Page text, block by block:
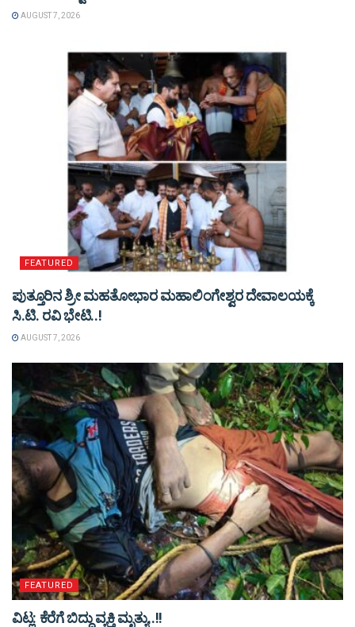
AUGUST 7, 2026
FEATURED
ಪುತ್ತೂರಿನ ಶ್ರೀ ಮಹತೋಭಾರ ಮಹಾಲಿಂಗೇಶ್ವರ ದೇವಾಲಯಕ್ಕೆ
ಸಿ.ಟಿ. ರವಿ ಭೇಟಿ..!
AUGUST 7, 2026
FEATURED
ವಿಟ್ಲ: ಕೆರೆಗೆ ಬಿದ್ದು ವ್ಯಕ್ತಿ ಮೃತ್ಯು..!!